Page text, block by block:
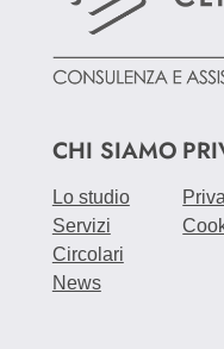
CHI SIAMO
Lo studio
Servizi
Circolari
News